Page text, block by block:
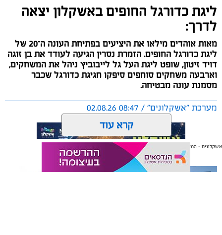
ליגת כדורגל החופים באשקלון יצאה
לדרך:
מאות אוהדים מילאו את היציעים בפתיחת העונה ה־20 של
ליגת כדורגל החופים. הזמרת נסרין הגיעה לעודד את בן זוגה
דויד זיטון, שופט ליגת העל גל לייבוביץ ניהל את המשחקים,
וארבעה משחקים סוחפים סיפקו חגיגת כדורגל שכבר
מסמנת עונה מבטיחה.
מערכת "אשקלונים" / 08:47 02.08.26
קרא עוד
אשקלונים - המקומון היומי של אשקלון באינטרנט
אולי יעניין אותך גם